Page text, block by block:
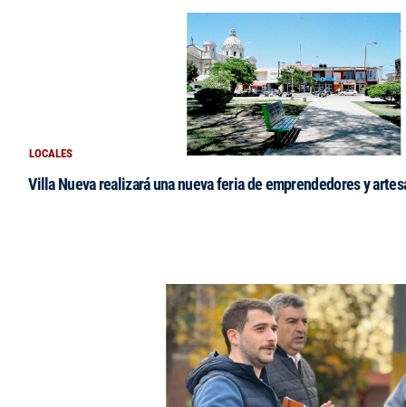
LOCALES
Villa Nueva realizará una nueva feria de emprendedores y